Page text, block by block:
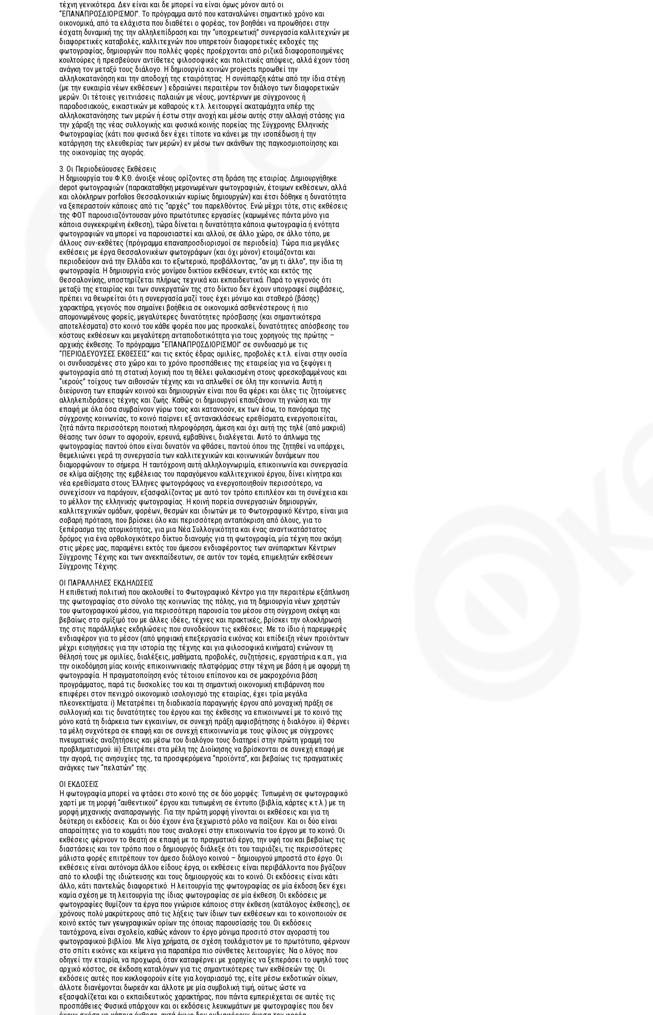
τέχνη γενικότερα. Δεν είναι και δε μπορεί να είναι όμως μόνον αυτό οι
“ΕΠΑΝΑΠΡΟΣΔΙΟΡΙΣΜΟΙ”. Το πρόγραμμα αυτό που καταναλώνει σημαντικό χρόνο και
οικονομικά, από τα ελάχιστα που διαθέτει ο φορέας, τον βοηθάει να προωθήσει στην
έσχατη δυναμική της την αλληλεπίδραση και την “υποχρεωτική” συνεργασία καλλιτεχνών με
διαφορετικές καταβολές, καλλιτεχνών που υπηρετούν διαφορετικές εκδοχές της
φωτογραφίας, δημιουργών που πολλές φορές προέρχονται από ριζικά διαφοροποιημένες
κουλτούρες ή πρεσβεύουν αντίθετες φιλοσοφικές και πολιτικές απόψεις, αλλά έχουν τόση
ανάγκη τον μεταξύ τους διάλογο. Η δημιουργία κοινών projects προωθεί την
αλληλοκατανόηση και την αποδοχή της εταιρότητας. Η συνύπαρξη κάτω από την ίδια στέγη
(με την ευκαιρία νέων εκθέσεων ) εδραιώνει περαιτέρω τον διάλογο των διαφορετικών
μερών. Οι τέτοιες γειτνιάσεις παλαιών με νέους, μοντέρνων με σύγχρονους ή
παραδοσιακούς, εικαστικών με καθαρούς κ.τ.λ. λειτουργεί ακαταμάχητα υπέρ της
αλληλοκατανόησης των μερών ή έστω στην ανοχή και μέσω αυτής στην αλλαγή στάσης για
την χάραξη της νέας συλλογικής και φυσικά κοινής πορείας της Σύγχρονης Ελληνικής
Φωτογραφίας (κάτι που φυσικά δεν έχει τίποτε να κάνει με την ισοπέδωση ή την
κατάργηση της ελευθερίας των μερών) εν μέσω των ακάνθων της παγκοσμιοποίησης και
της οικονομίας της αγοράς.
3. Οι Περιοδεύουσες Εκθέσεις
Η δημιουργία του Φ.Κ.Θ. άνοιξε νέους ορίζοντες στη δράση της εταιρίας. Δημιουργήθηκε
depot φωτογραφιών (παρακαταθήκη μεμονωμένων φωτογραφιών, έτοιμων εκθέσεων, αλλά
και ολόκληρων porfolios Θεσσαλονικιών κυρίως δημιουργών) και έτσι δόθηκε η δυνατότητα
να ξεπεραστούν κάποιες από τις “αρχές” του παρελθόντος. Ενώ μέχρι τότε, στις εκθέσεις
της ΦΟΤ παρουσιαζόντουσαν μόνο πρωτότυπες εργασίες (καμωμένες πάντα μόνο για
κάποια συγκεκριμένη έκθεση), τώρα δίνεται η δυνατότητα κάποια φωτογραφία ή ενότητα
φωτογραφιών να μπορεί να παρουσιαστεί και αλλού, σε άλλο χώρο, σε άλλο τόπο, με
άλλους συν-εκθέτες (πρόγραμμα επαναπροσδιορισμοί σε περιοδεία). Τώρα πια μεγάλες
εκθέσεις με έργα Θεσσαλονικέων φωτογράφων (και όχι μόνον) ετοιμάζονται και
περιοδεύουν ανά την Ελλάδα και το εξωτερικό, προβάλλοντας, “αν μη τι άλλο”, την ίδια τη
φωτογραφία. Η δημιουργία ενός μονίμου δικτύου εκθέσεων, εντός και εκτός της
Θεσσαλονίκης, υποστηρίζεται πλήρως τεχνικά και εκπαιδευτικά. Παρά το γεγονός ότι
μεταξύ της εταιρίας και των συνεργατών της στο δίκτυο δεν έχουν υπογραφεί συμβάσεις,
πρέπει να θεωρείται ότι η συνεργασία μαζί τους έχει μόνιμο και σταθερό (βάσης)
χαρακτήρα, γεγονός που σημαίνει βοήθεια σε οικονομικά ασθενέστερους ή πιο
απομονωμένους φορείς, μεγαλύτερες δυνατότητες πρόσβασης (και σημαντικότερα
αποτελέσματα) στο κοινό του κάθε φορέα που μας προσκαλεί, δυνατότητες απόσβεσης του
κόστους εκθέσεων και μεγαλύτερη ανταποδοτικότητα για τους χορηγούς της πρώτης –
αρχικής έκθεσης. Το πρόγραμμα “ΕΠΑΝΑΠΡΟΣΔΙΟΡΙΣΜΟΙ” σε συνδυασμό με τις
“ΠΕΡΙΟΔΕΥΟΥΣΕΣ ΕΚΘΕΣΕΙΣ” και τις εκτός έδρας ομιλίες, προβολές κ.τ.λ. είναι στην ουσία
οι συνδυασμένες στο χώρο και το χρόνο προσπάθειες της εταιρείας για να ξεφύγει η
φωτογραφία από τη στατική λογική που τη θέλει φυλακισμένη στους φρεσκοβαμμένους και
“ιερούς” τοίχους των αιθουσών τέχνης και να απλωθεί σε όλη την κοινωνία. Αυτή η
διεύρυνση των επαφών κοινού και δημιουργών είναι που θα φέρει και όλες τις ζητούμενες
αλληλεπιδράσεις τέχνης και ζωής. Καθώς οι δημιουργοί επαυξάνουν τη γνώση και την
επαφή με όλα όσα συμβαίνουν γύρω τους και κατανοούν, εκ των έσω, το πανόραμα της
σύγχρονης κοινωνίας, το κοινό παίρνει εξ αντανακλάσεως ερεθίσματα, ενεργοποιείται,
ζητά πάντα περισσότερη ποιοτική πληροφόρηση, άμεση και όχι αυτή της τηλέ (από μακριά)
θέασης των όσων το αφορούν, ερευνά, εμβαθύνει, διαλέγεται. Αυτό το άπλωμα της
φωτογραφίας παντού όπου είναι δυνατόν να φθάσει, παντού όπου της ζητηθεί να υπάρχει,
θεμελιώνει γερά τη συνεργασία των καλλιτεχνικών και κοινωνικών δυνάμεων που
διαμορφώνουν το σήμερα. Η ταυτόχρονη αυτή αλληλογνωριμία, επικοινωνία και συνεργασία
σε κλίμα αύξησης της εμβέλειας του παραγόμενου καλλιτεχνικού έργου, δίνει κίνητρα και
νέα ερεθίσματα στους Έλληνες φωτογράφους να ενεργοποιηθούν περισσότερο, να
συνεχίσουν να παράγουν, εξασφαλίζοντας με αυτό τον τρόπο επιπλέον και τη συνέχεια και
το μέλλον της ελληνικής φωτογραφίας. Η κοινή πορεία συνεργασιών δημιουργών,
καλλιτεχνικών ομάδων, φορέων, θεσμών και ιδιωτών με το Φωτογραφικό Κέντρο, είναι μια
σοβαρή πρόταση, που βρίσκει όλο και περισσότερη ανταπόκριση από όλους, για το
ξεπέρασμα της ατομικότητας, για μια Νέα Συλλογικότητα και ένας αναντικατάστατος
δρόμος για ένα ορθολογικότερο δίκτυο διανομής για τη φωτογραφία, μία τέχνη που ακόμη
στις μέρες μας, παραμένει εκτός του άμεσου ενδιαφέροντος των ανύπαρκτων Κέντρων
Σύγχρονης Τέχνης και των ανεκπαίδευτων, σε αυτόν τον τομέα, επιμελητών εκθέσεων
Σύγχρονης Τέχνης.
ΟΙ ΠΑΡΑΛΛΗΛΕΣ ΕΚΔΗΛΩΣΕΙΣ
Η επιθετική πολιτική που ακολουθεί το Φωτογραφικό Κέντρο για την περαιτέρω εξάπλωση
της φωτογραφίας στο σύνολο της κοινωνίας της πόλης, για τη δημιουργία νέων χρηστών
του φωτογραφικού μέσου, για περισσότερη παρουσία του μέσου στη σύγχρονη σκέψη και
βεβαίως στο σμίξιμό του με άλλες ιδέες, τέχνες και πρακτικές, βρίσκει την ολοκλήρωσή
της στις παράλληλες εκδηλώσεις που συνοδεύουν τις εκθέσεις. Με το ίδιο ή παρεμφερές
ενδιαφέρον για το μέσον (από ψηφιακή επεξεργασία εικόνας και επίδειξη νέων προϊόντων
μέχρι εισηγήσεις για την ιστορία της τέχνης και για φιλοσοφικά κινήματα) ενώνουν τη
θέλησή τους με ομιλίες, διαλέξεις, μαθήματα, προβολές, συζητήσεις, εργαστήρια κ.α.π., για
την οικοδόμηση μίας κοινής επικοινωνιακής πλατφόρμας στην τέχνη με βάση ή με αφορμή τη
φωτογραφία. Η πραγματοποίηση ενός τέτοιου επίπονου και σε μακροχρόνια βάση
προγράμματος, παρά τις δυσκολίες του και τη σημαντική οικονομική επιβάρυνση που
επιφέρει στον πενιχρό οικονομικό ισολογισμό της εταιρίας, έχει τρία μεγάλα
πλεονεκτήματα: i) Μετατρέπει τη διαδικασία παραγωγής έργου από μοναχική πράξη σε
συλλογική και τις δυνατότητες του έργου και της έκθεσης να επικοινωνεί με το κοινό της
μόνο κατά τη διάρκεια των εγκαινίων, σε συνεχή πράξη αμφισβήτησης ή διαλόγου. ii) Φέρνει
τα μέλη συχνότερα σε επαφή και σε συνεχή επικοινωνία με τους φίλους με σύγχρονες
πνευματικές αναζητήσεις και μέσω του διαλόγου τους διατηρεί στην πρώτη γραμμή του
προβληματισμού. iii) Επιτρέπει στα μέλη της Διοίκησης να βρίσκονται σε συνεχή επαφή με
την αγορά, τις ανησυχίες της, τα προσφερόμενα “προϊόντα”, και βεβαίως τις πραγματικές
ανάγκες των “πελατών” της.
ΟΙ ΕΚΔΟΣΕΙΣ
Η φωτογραφία μπορεί να φτάσει στο κοινό της σε δύο μορφές: Τυπωμένη σε φωτογραφικό
χαρτί με τη μορφή “αυθεντικού” έργου και τυπωμένη σε έντυπο (βιβλία, κάρτες κ.τ.λ.) με τη
μορφή μηχανικής αναπαραγωγής. Για την πρώτη μορφή γίνονται οι εκθέσεις και για τη
δεύτερη οι εκδόσεις. Και οι δύο έχουν ένα ξεχωριστό ρόλο να παίξουν. Και οι δύο είναι
απαραίτητες για το κομμάτι που τους αναλογεί στην επικοινωνία του έργου με το κοινό. Οι
εκθέσεις φέρνουν το θεατή σε επαφή με το πραγματικό έργο, την υφή του και βεβαίως τις
διαστάσεις και τον τρόπο που ο δημιουργός διάλεξε ότι του ταιριάζει, τις περισσότερες
μάλιστα φορές επιτρέπουν τον άμεσο διάλογο κοινού – δημιουργού μπροστά στο έργο. Οι
εκθέσεις είναι αυτόνομα άλλου είδους έργα, οι εκθέσεις είναι περιβάλλοντα που βγάζουν
από το κλουβί της ιδιώτευσης και τους δημιουργούς και το κοινό. Οι εκδόσεις είναι κάτι
άλλο, κάτι παντελώς διαφορετικό. Η λειτουργία της φωτογραφίας σε μία έκδοση δεν έχει
καμία σχέση με τη λειτουργία της ίδιας φωτογραφίας σε μία έκθεση. Οι εκδόσεις με
φωτογραφίες θυμίζουν τα έργα που γνώρισε κάποιος στην έκθεση (κατάλογος έκθεσης), σε
χρόνους πολύ μακρύτερους από τις λήξεις των ίδιων των εκθέσεων και το κοινοποιούν σε
κοινό εκτός των γεωγραφικών ορίων της όποιας παρουσίασής του. Οι εκδόσεις
ταυτόχρονα, είναι σχολείο, καθώς κάνουν το έργο μόνιμα προσιτό στον αγοραστή του
φωτογραφικού βιβλίου. Με λίγα χρήματα, σε σχέση τουλάχιστον με το πρωτότυπο, φέρνουν
στο σπίτι εικόνες και κείμενα για παραπέρα πιο σύνθετες λειτουργίες. Να ο λόγος που
οδηγεί την εταιρία, να προχωρά, όταν καταφέρνει με χορηγίες να ξεπεράσει το υψηλό τους
αρχικό κόστος, σε έκδοση καταλόγων για τις σημαντικότερες των εκθέσεών της. Οι
εκδόσεις αυτές που κυκλοφορούν είτε για λογαριασμό της, είτε μέσω εκδοτικών οίκων,
άλλοτε διανέμονται δωρεάν και άλλοτε με μία συμβολική τιμή, ούτως ώστε να
εξασφαλίζεται και ο εκπαιδευτικός χαρακτήρας, που πάντα εμπεριέχεται σε αυτές τις
προσπάθειες Φυσικά υπάρχουν και οι εκδόσεις λευκωμάτων με φωτογραφίες που δεν